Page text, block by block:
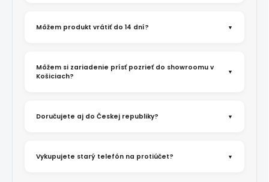
Môžem produkt vrátiť do 14 dní?
Môžem si zariadenie prísť pozrieť do showroomu v
Košiciach?
Doručujete aj do Českej republiky?
Vykupujete starý telefón na protiúčet?